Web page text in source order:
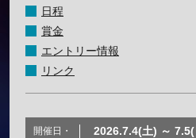
日程
賞金
エントリー情報
リンク
開催日・
2026.7.4(土) ～ 7.5(